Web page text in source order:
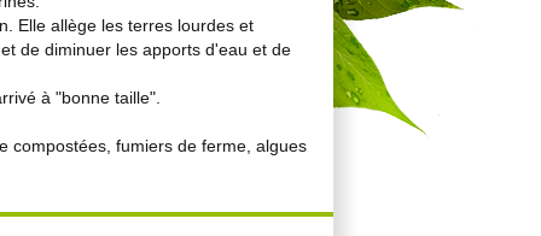
Elle allège les terres lourdes et
de diminuer les apports d'eau et de
à "bonne taille".
compostées, fumiers de ferme, algues